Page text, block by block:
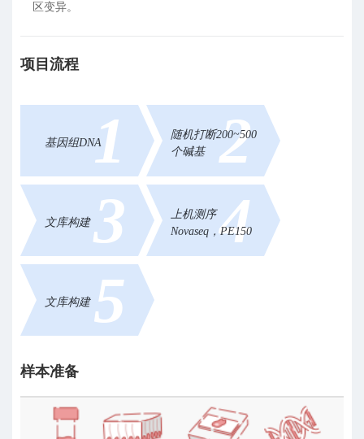
区变异。
项目流程
基因组DNA1
随机打断200~500
个碱基
2
文库构建 3
上机测序
Novaseq，PE150
4
文库构建 5
样本准备